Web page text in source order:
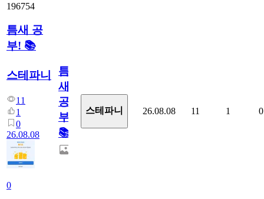
196754
틈새 공
부! 📚
스테파니
11
1
0
26.08.08
0
틈
새
공
부!
📚
스테파니 26.08.08 11 1 0